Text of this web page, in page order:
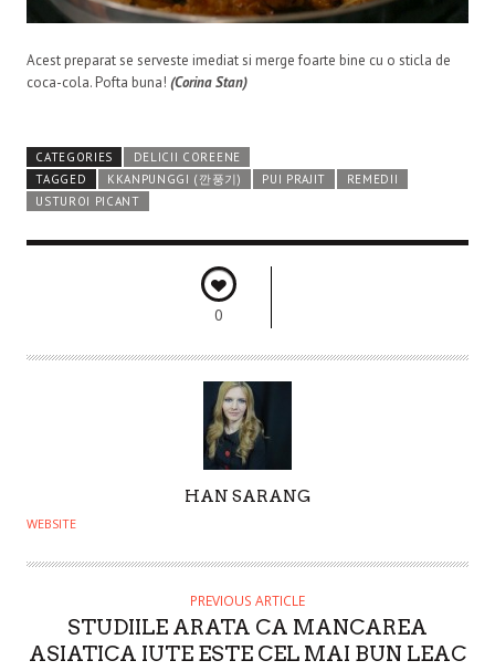
Acest preparat se serveste imediat si merge foarte bine cu o sticla de
coca-cola. Pofta buna! (Corina Stan)
CATEGORIES
DELICII COREENE
TAGGED
KKANPUNGGI (깐풍기) PUI PRAJIT
REMEDII
USTUROI PICANT
0
U
H
HAN SARANG
WEBSITE
PREVIOUS ARTICLE
STUDIILE ARATA CA MANCAREA
ASIATICA IUTE ESTE CEL MAI BUN LEAC